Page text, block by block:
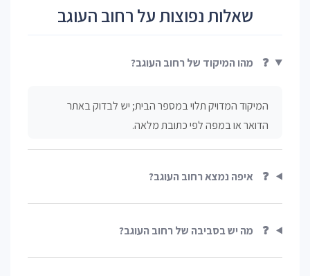
שאלות נפוצות על רחוב העוגב
❓ מהו המיקוד של רחוב העוגב?
המיקוד המדויק תלוי במספר הבית; יש לבדוק באתר
הדואר או במפה לפי כתובת מלאה.
❓ איפה נמצא רחוב העוגב?
❓ מה יש בסביבה של רחוב העוגב?